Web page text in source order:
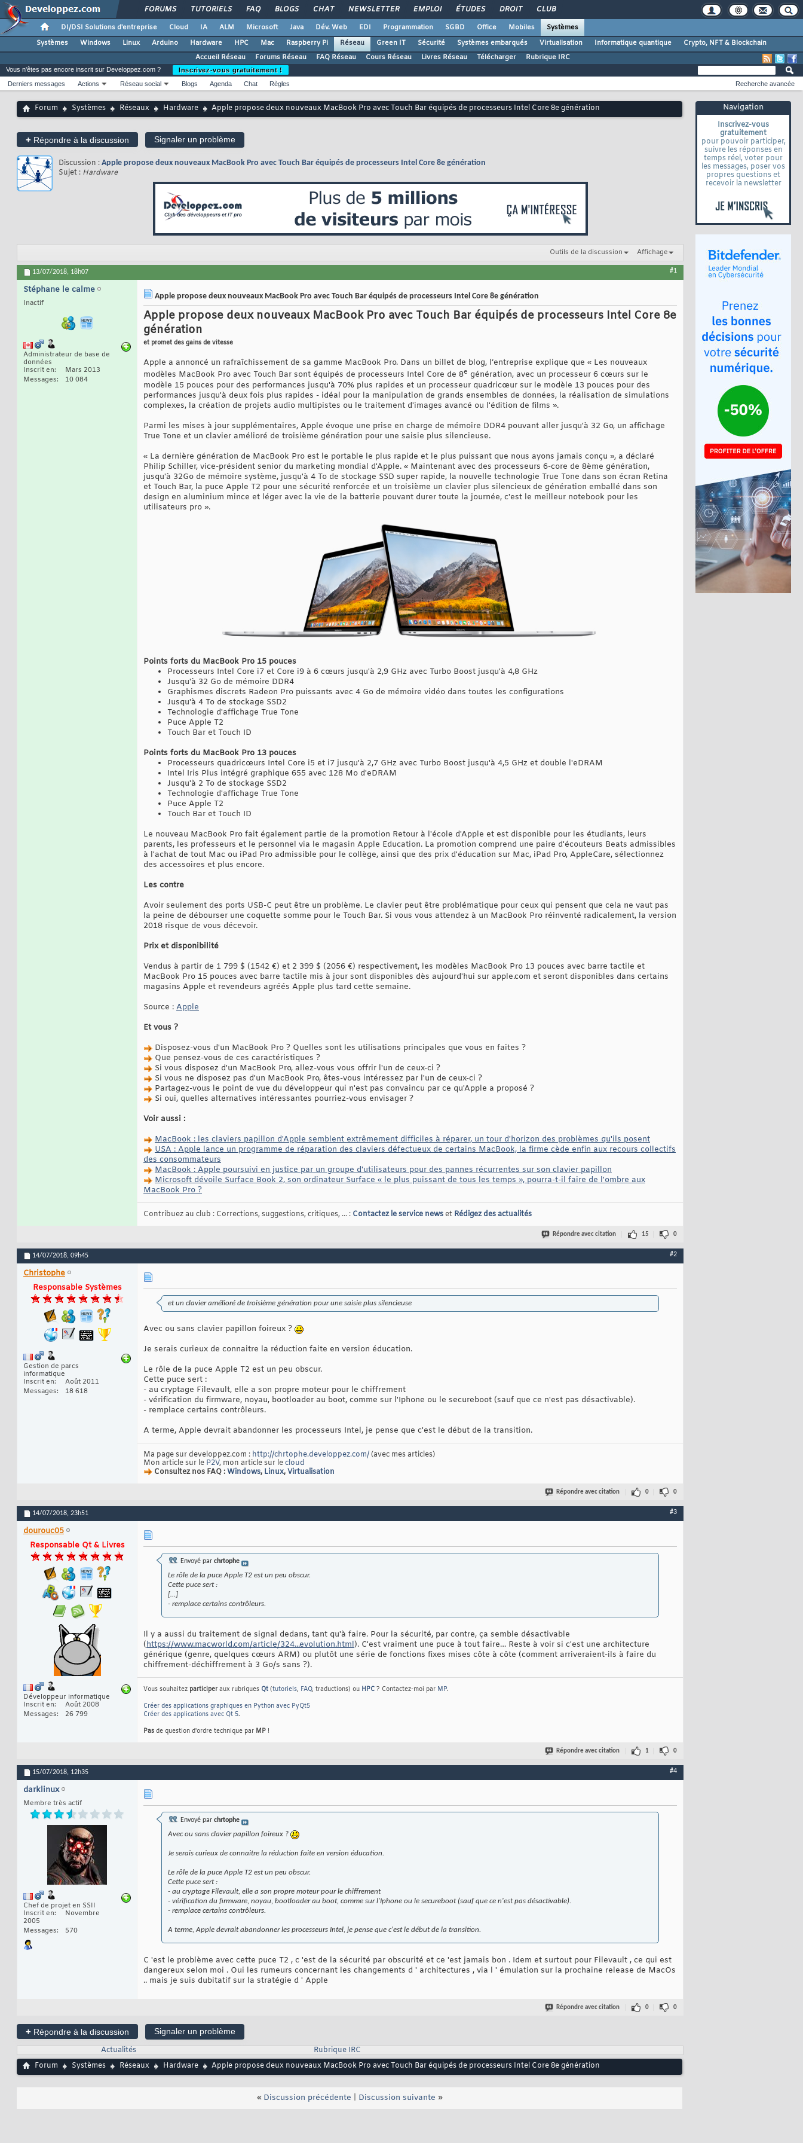
FORUMS TUTORIELS FAQ BLOGS CHAT NEWSLETTER EMPLOI ÉTUDES DROIT CLUB
DI/DSI Solutions d'entreprise Cloud IA ALM Microsoft Java Dév. Web EDI Programmation SGBD Office Mobiles
Systèmes
Systèmes
Windows Linux Arduino Hardware HPC Mac Raspberry Pi Réseau Green IT Sécurité Systèmes embarqués Virtualisation Informatique quantique
Crypto, NFT & Blockchain
Accueil Réseau
Forums Réseau FAQ Réseau Cours Réseau Livres Réseau Télécharger Rubrique IRC
Navigation
Inscrivez-vous
gratuitement
pour pouvoir participer,
suivre les réponses en
temps réel, voter pour
les messages, poser vos
propres questions et
recevoir la newsletter
Vous n'êtes pas encore inscrit sur Developpez.com ?
Inscrivez-vous gratuitement !
Derniers messages
Actions Réseau social Blogs Agenda Chat Règles Recherche avancée
Forum Systèmes Réseaux Hardware Apple propose deux nouveaux MacBook Pro avec Touch Bar équipés de processeurs Intel Core 8e génération
+ Répondre à la discussion Signaler un problème
Discussion : Apple propose deux nouveaux MacBook Pro avec Touch Bar équipés de processeurs Intel Core 8e génération
Sujet : Hardware
Outils de la discussion Affichage
13/07/2018, 18h07 #1
Stéphane le calme
Inactif
Administrateur de base de
données
Inscrit en
Mars 2013
Messages
10 084
Apple propose deux nouveaux MacBook Pro avec Touch Bar équipés de processeurs Intel Core 8e génération
Apple propose deux nouveaux MacBook Pro avec Touch Bar équipés de processeurs Intel Core 8e
génération
et promet des gains de vitesse
Apple a annoncé un rafraîchissement de sa gamme MacBook Pro. Dans un billet de blog, l’entreprise explique que « Les nouveaux
modèles MacBook Pro avec Touch Bar sont équipés de processeurs Intel Core de 8e génération, avec un processeur 6 cœurs sur le
modèle 15 pouces pour des performances jusqu'à 70% plus rapides et un processeur quadricœur sur le modèle 13 pouces pour des
performances jusqu'à deux fois plus rapides - idéal pour la manipulation de grands ensembles de données, la réalisation de simulations
complexes, la création de projets audio multipistes ou le traitement d'images avancé ou l'édition de films ».
Parmi les mises à jour supplémentaires, Apple évoque une prise en charge de mémoire DDR4 pouvant aller jusqu'à 32 Go, un affichage
True Tone et un clavier amélioré de troisième génération pour une saisie plus silencieuse.
« La dernière génération de MacBook Pro est le portable le plus rapide et le plus puissant que nous ayons jamais conçu », a déclaré
Philip Schiller, vice-président senior du marketing mondial d'Apple. « Maintenant avec des processeurs 6-core de 8ème génération,
jusqu'à 32Go de mémoire système, jusqu'à 4 To de stockage SSD super rapide, la nouvelle technologie True Tone dans son écran Retina
et Touch Bar, la puce Apple T2 pour une sécurité renforcée et un troisième un clavier plus silencieux de génération emballé dans son
design en aluminium mince et léger avec la vie de la batterie pouvant durer toute la journée, c'est le meilleur notebook pour les
utilisateurs pro ».
Points forts du MacBook Pro 15 pouces
Processeurs Intel Core i7 et Core i9 à 6 cœurs jusqu'à 2,9 GHz avec Turbo Boost jusqu'à 4,8 GHz
Jusqu'à 32 Go de mémoire DDR4
Graphismes discrets Radeon Pro puissants avec 4 Go de mémoire vidéo dans toutes les configurations
Jusqu'à 4 To de stockage SSD2
Technologie d'affichage True Tone
Puce Apple T2
Touch Bar et Touch ID
Points forts du MacBook Pro 13 pouces
Processeurs quadricœurs Intel Core i5 et i7 jusqu'à 2,7 GHz avec Turbo Boost jusqu'à 4,5 GHz et double l'eDRAM
Intel Iris Plus intégré graphique 655 avec 128 Mo d'eDRAM
Jusqu'à 2 To de stockage SSD2
Technologie d'affichage True Tone
Puce Apple T2
Touch Bar et Touch ID
Le nouveau MacBook Pro fait également partie de la promotion Retour à l'école d'Apple et est disponible pour les étudiants, leurs
parents, les professeurs et le personnel via le magasin Apple Education. La promotion comprend une paire d'écouteurs Beats admissibles
à l'achat de tout Mac ou iPad Pro admissible pour le collège, ainsi que des prix d'éducation sur Mac, iPad Pro, AppleCare, sélectionnez
des accessoires et plus encore.
Les contre
Avoir seulement des ports USB-C peut être un problème. Le clavier peut être problématique pour ceux qui pensent que cela ne vaut pas
la peine de débourser une coquette somme pour le Touch Bar. Si vous vous attendez à un MacBook Pro réinventé radicalement, la version
2018 risque de vous décevoir.
Prix et disponibilité
Vendus à partir de 1 799 $ (1542 €) et 2 399 $ (2056 €) respectivement, les modèles MacBook Pro 13 pouces avec barre tactile et
MacBook Pro 15 pouces avec barre tactile mis à jour sont disponibles dès aujourd'hui sur apple.com et seront disponibles dans certains
magasins Apple et revendeurs agréés Apple plus tard cette semaine.
Source : Apple
Et vous ?
Disposez-vous d'un MacBook Pro ? Quelles sont les utilisations principales que vous en faites ?
Que pensez-vous de ces caractéristiques ?
Si vous disposez d'un MacBook Pro, allez-vous vous offrir l'un de ceux-ci ?
Si vous ne disposez pas d'un MacBook Pro, êtes-vous intéressez par l'un de ceux-ci ?
Partagez-vous le point de vue du développeur qui n'est pas convaincu par ce qu'Apple a proposé ?
Si oui, quelles alternatives intéressantes pourriez-vous envisager ?
Voir aussi :
MacBook : les claviers papillon d'Apple semblent extrêmement difficiles à réparer, un tour d'horizon des problèmes qu'ils posent
USA : Apple lance un programme de réparation des claviers défectueux de certains MacBook, la firme cède enfin aux recours collectifs
des consommateurs
MacBook : Apple poursuivi en justice par un groupe d'utilisateurs pour des pannes récurrentes sur son clavier papillon
Microsoft dévoile Surface Book 2, son ordinateur Surface « le plus puissant de tous les temps », pourra-t-il faire de l'ombre aux
MacBook Pro ?
Contribuez au club : Corrections, suggestions, critiques, ... : Contactez le service newset Rédigez des actualités
Répondre avec citation 15 0
14/07/2018, 09h45 #2
Christophe
Responsable Systèmes
Gestion de parcs
informatique
Inscrit en
Août 2011
Messages
18 618
et un clavier amélioré de troisième génération pour une saisie plus silencieuse
Avec ou sans clavier papillon foireux ?
Je serais curieux de connaitre la réduction faite en version éducation.
Le rôle de la puce Apple T2 est un peu obscur.
Cette puce sert :
- au cryptage Filevault, elle a son propre moteur pour le chiffrement
- vérification du firmware, noyau, bootloader au boot, comme sur l'Iphone ou le secureboot (sauf que ce n'est pas désactivable).
- remplace certains contrôleurs.
A terme, Apple devrait abandonner les processeurs Intel, je pense que c'est le début de la transition.
Ma page sur developpez.com : http://chrtophe.developpez.com/(avec mes articles)
Mon article sur le P2V, mon article sur lecloud
Consultez nos FAQ :Windows, Linux,Virtualisation
Répondre avec citation 0 0
14/07/2018, 23h51 #3
dourouc05
Responsable Qt & Livres
Développeur informatique
Inscrit en
Août 2008
Messages
26 799
Envoyé par chrtophe
Le rôle de la puce Apple T2 est un peu obscur.
Cette puce sert :
[…]
- remplace certains contrôleurs.
Il y a aussi du traitement de signal dedans, tant qu'à faire. Pour la sécurité, par contre, ça semble désactivable
(https://www.macworld.com/article/324...evolution.html). C'est vraiment une puce à tout faire… Reste à voir si c'est une architecture
générique (genre, quelques cœurs ARM) ou plutôt une série de fonctions fixes mises côte à côte (comment arriveraient-ils à faire du
chiffrement-déchiffrement à 3 Go/s sans ?).
Vous souhaitez participer aux rubriques Qt (tutoriels, FAQ, traductions) ou HPC ? Contactez-moi par MP.
Créer des applications graphiques en Python avec PyQt5
Créer des applications avec Qt 5.
Pas de question d'ordre technique par MP !
Répondre avec citation 1 0
15/07/2018, 12h35 #4
darklinux
Membre très actif
Chef de projet en SSII
Inscrit en
Novembre
2005
Messages
570
Envoyé par chrtophe
Avec ou sans clavier papillon foireux ?
Je serais curieux de connaitre la réduction faite en version éducation.
Le rôle de la puce Apple T2 est un peu obscur.
Cette puce sert :
- au cryptage Filevault, elle a son propre moteur pour le chiffrement
- vérification du firmware, noyau, bootloader au boot, comme sur l'Iphone ou le secureboot (sauf que ce n'est pas désactivable).
- remplace certains contrôleurs.
A terme, Apple devrait abandonner les processeurs Intel, je pense que c'est le début de la transition.
C 'est le problème avec cette puce T2 , c 'est de la sécurité par obscurité et ce 'est jamais bon . Idem et surtout pour Filevault , ce qui est
dangereux selon moi . Oui les rumeurs concernant les changements d ' architectures , via l ' émulation sur la prochaine release de MacOs
.. mais je suis dubitatif sur la stratégie d ' Apple
Répondre avec citation 0 0
+ Répondre à la discussion
Signaler un problème
Actualités
Rubrique IRC
Forum
Systèmes Réseaux Hardware Apple propose deux nouveaux MacBook Pro avec Touch Bar équipés de processeurs Intel Core 8e génération
« Discussion précédente Discussion suivante »